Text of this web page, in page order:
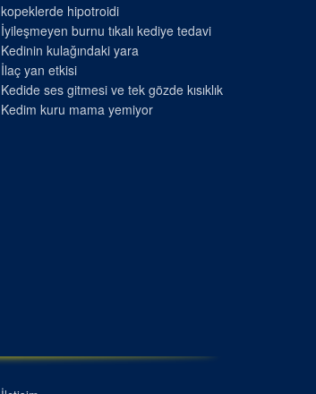
kopeklerde hipotroidi
İyileşmeyen burnu tıkalı kediye tedavi
Kedinin kulağındaki yara
İlaç yan etkisi
Kedide ses gitmesi ve tek gözde kısıklık
Kedim kuru mama yemiyor